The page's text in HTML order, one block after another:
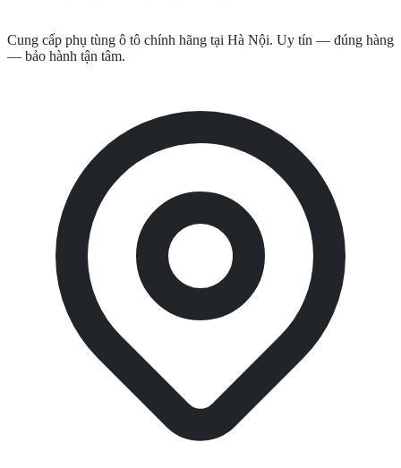
Cung cấp phụ tùng ô tô chính hãng tại Hà Nội. Uy tín — đúng hàng
— bảo hành tận tâm.